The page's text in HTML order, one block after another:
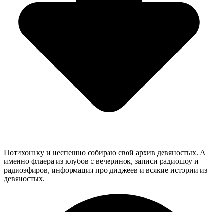
Потихоньку и неспешно собираю свой архив девяностых. А
именно флаера из клубов с вечеринок, записи радиошоу и
радиоэфиров, информация про диджеев и всякие истории из
девяностых.